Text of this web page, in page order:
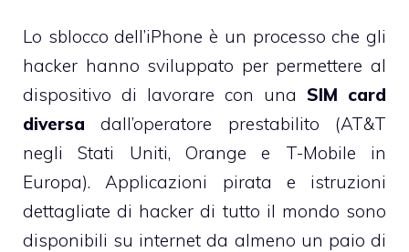
Lo sblocco dell’iPhone è un processo che gli
hacker hanno sviluppato per permettere al
dispositivo di lavorare con una SIM card
diversa dall’operatore prestabilito (AT&T
negli Stati Uniti, Orange e T-Mobile in
Europa). Applicazioni pirata e istruzioni
dettagliate di hacker di tutto il mondo sono
disponibili su internet da almeno un paio di